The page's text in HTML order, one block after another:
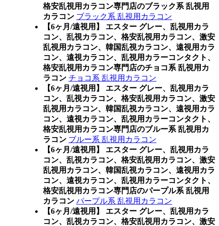
格安乱視用カラコン専門店のブラック系 乱視用
カラコン ブラック系 乱視用カラコン
【6ヶ月/遠視用】 エスター グレー、乱視用カラ
コン、乱視カラコン、格安乱視用カラコン、激安
乱視用カラコン、韓国乱視カラコン、遠視用カラ
コン、遠視カラコン、乱視用カラーコンタクト、
格安乱視用カラコン専門店のチョコ系 乱視用カ
ラコン チョコ系 乱視用カラコン
【6ヶ月/遠視用】 エスター グレー、乱視用カラ
コン、乱視カラコン、格安乱視用カラコン、激安
乱視用カラコン、韓国乱視カラコン、遠視用カラ
コン、遠視カラコン、乱視用カラーコンタクト、
格安乱視用カラコン専門店のブルー系 乱視用カ
ラコン ブルー系 乱視用カラコン
【6ヶ月/遠視用】 エスター グレー、乱視用カラ
コン、乱視カラコン、格安乱視用カラコン、激安
乱視用カラコン、韓国乱視カラコン、遠視用カラ
コン、遠視カラコン、乱視用カラーコンタクト、
格安乱視用カラコン専門店のパープル系 乱視用
カラコン パープル系 乱視用カラコン
【6ヶ月/遠視用】 エスター グレー、乱視用カラ
コン、乱視カラコン、格安乱視用カラコン、激安